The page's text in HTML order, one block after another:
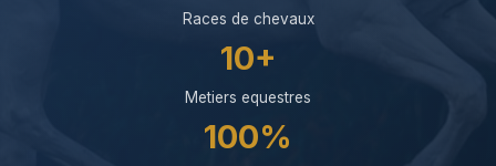
Races de chevaux
10+
Metiers equestres
100%